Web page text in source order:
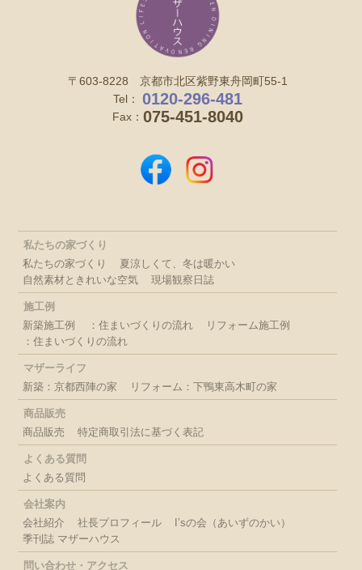
〒603-8228 京都市北区紫野東舟岡町55-1
Tel：
0120-296-481
Fax： 075-451-8040
私たちの家づくり
私たちの家づくり
夏涼しくて、冬は暖かい
自然素材ときれいな空気
現場観察日誌
施工例
新築施工例
：住まいづくりの流れ
リフォーム施工例
：住まいづくりの流れ
マザーライフ
新築：京都西陣の家
リフォーム：下鴨東高木町の家
商品販売
商品販売
特定商取引法に基づく表記
よくある質問
よくある質問
会社案内
会社紹介
社長プロフィール
I’sの会（あいずのかい）
季刊誌 マザーハウス
問い合わせ・アクセス